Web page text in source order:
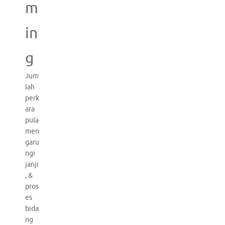
m
in
g
Jum
lah
perk
ara
pula
men
garu
ngi
janji
, &
pros
es
bida
ng